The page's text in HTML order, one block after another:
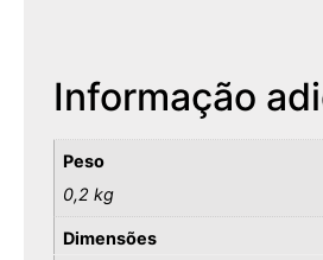
Informação
Peso
0,2 kg
Dimensões